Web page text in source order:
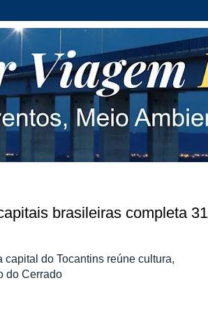
brasileiras completa 31
capital do Tocantins reúne cultura,
do Cerrado